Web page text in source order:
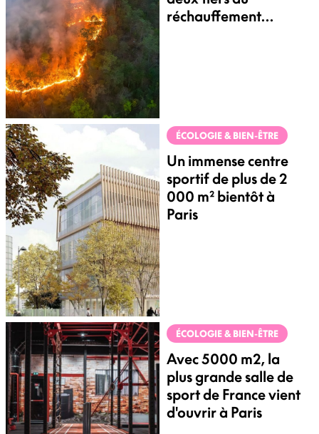
réchauffement
ÉCOLOGIE & BIEN-ÊTRE
Un immense centre
sportif de plus de 2
000 m² bientôt à
Paris
ÉCOLOGIE & BIEN-ÊTRE
Avec 5000 m2, la
plus grande salle de
sport de France vient
d'ouvrir à Paris